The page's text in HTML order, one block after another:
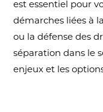
est essentiel pour
démarches liées à
ou la défense des
séparation dans le
enjeux et les